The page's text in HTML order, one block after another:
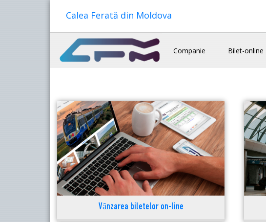
Calea Ferată din Moldova
Companie Bilet-online
Vânzarea biletelor on-line